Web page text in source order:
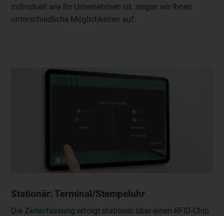
individuell wie Ihr Unternehmen ist, zeigen wir Ihnen
unterschiedliche Möglichkeiten auf:
Stationär: Terminal/Stempeluhr
Die Zeiterfassung erfolgt stationär über einen RFID-Chip